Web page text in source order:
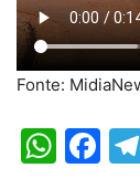
Fonte: